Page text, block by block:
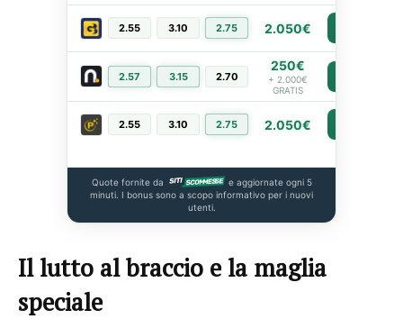
2.55 3.10 2.75 2.050€
2.57 3.15 2.70
250€
+ 2.000€
GRATIS
2.55 3.10 2.75 2.050€
Quote fornite da
e aggiornate ogni 5
minuti. I bonus sono a scopo informativo per i nuovi
utenti.
Il lutto al braccio e la maglia
speciale